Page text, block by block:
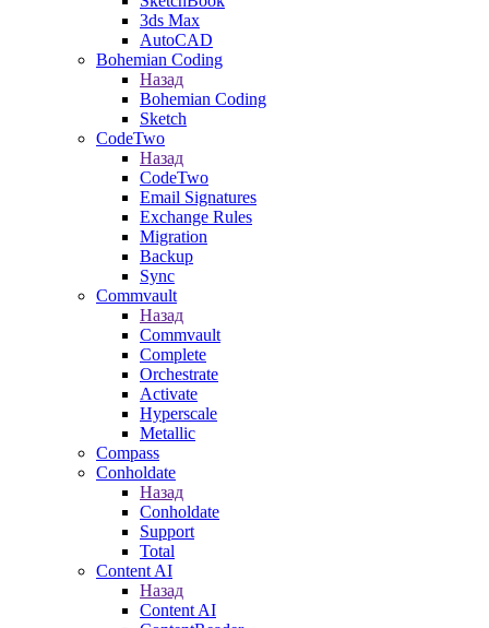
3ds Max
AutoCAD
Bohemian Coding
Назад
Bohemian Coding
Sketch
CodeTwo
Назад
CodeTwo
Email Signatures
Exchange Rules
Migration
Backup
Sync
Commvault
Назад
Commvault
Complete
Orchestrate
Activate
Hyperscale
Metallic
Compass
Conholdate
Назад
Conholdate
Support
Total
Content AI
Назад
Content AI